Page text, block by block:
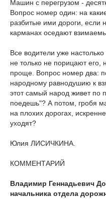
Машин с перегрузом -
Вопрос номер один: на
разбитые ими дороги, если
карманах оседают
Все водители уже настолько
не только не порицают его,
проще. Вопрос номер два:
народному равнодушию к
этот самый народ живет по
поедешь"? А потом, гробя
на плохих дорогах,
уходят?
Юлия ЛИСИЧКИНА.
КОММЕНТАРИЙ
Владимир Геннадьевич
начальника отдела